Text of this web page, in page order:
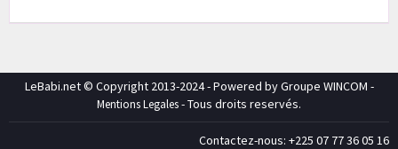
LeBabi.net © Copyright 2013-2024 - Powered by Groupe WINCOM -
Mentions Legales- Tous droits reservés.
Contactez-nous: +225 07 77 36 05 16